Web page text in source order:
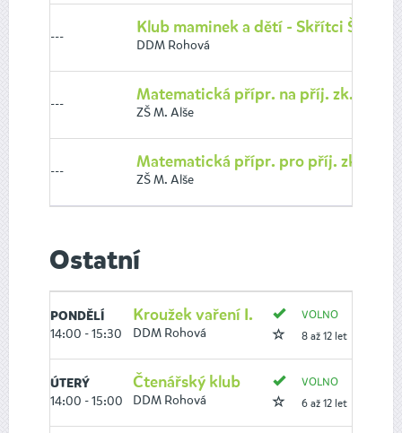
---
Klub maminek a dětí - Skřítci
DDM Rohová
---
Matematická přípr. na příj. zk. na
ZŠ M. Alše
---
Matematická přípr. pro příj. zk. na
ZŠ M. Alše
Ostatní
PONDĚLÍ
14:00 - 15:30
Kroužek vaření I.
DDM Rohová
VOLNO
8 až 12 let
ÚTERÝ
14:00 - 15:00
Čtenářský klub
DDM Rohová
VOLNO
6 až 12 let